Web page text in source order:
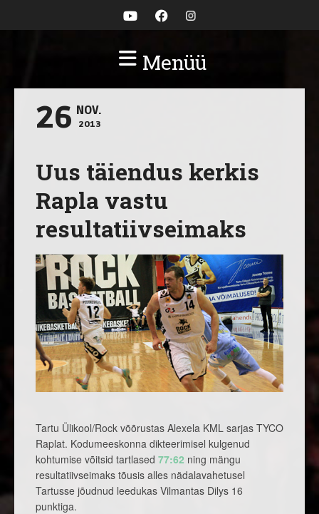
Menüü
26 NOV.
2013
Uus täiendus kerkis
Rapla vastu
resultatiivseimaks
Tartu Ülikool/Rock võõrustas Alexela KML sarjas TYCO
Raplat. Kodumeeskonna dikteerimisel kulgenud
kohtumise võitsid tartlased 77:62 ning mängu
resultatiivseimaks tõusis alles nädalavahetusel
Tartusse jõudnud leedukas Vilmantas Dilys 16
punktiga.